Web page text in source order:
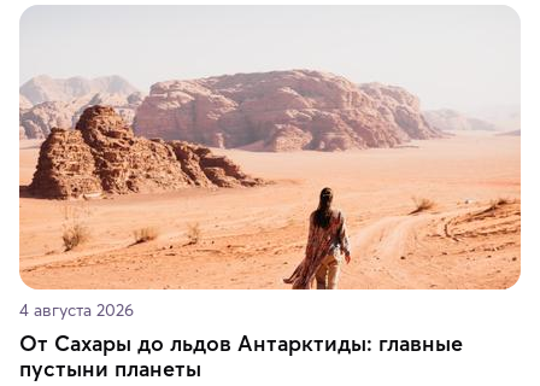
4 августа 2026
От Сахары до льдов Антарктиды: главные
пустыни планеты